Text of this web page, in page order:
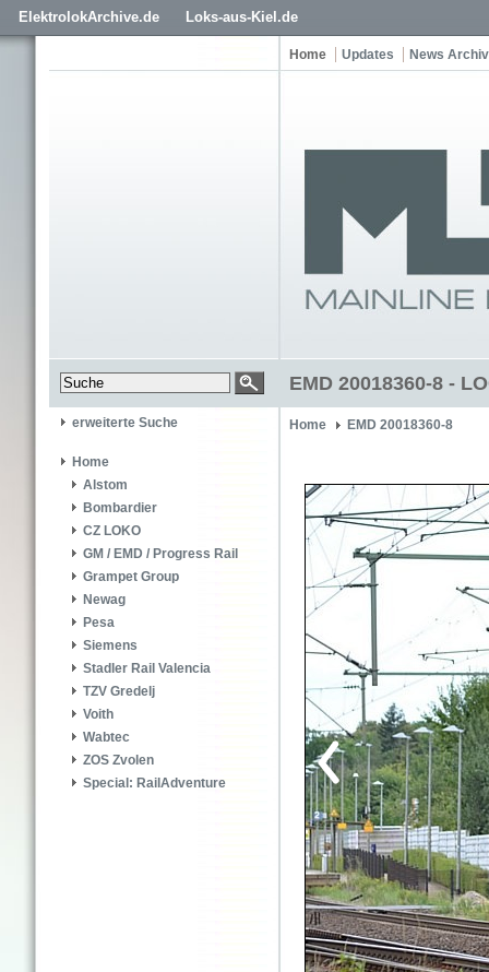
ElektrolokArchive.de Loks-aus-Kiel.de
Home Updates News Archiv
EMD 20018360-8 -
erweiterte Suche
Home
Alstom
Bombardier
CZ LOKO
GM / EMD / Progress Rail
Grampet Group
Newag
Pesa
Siemens
Stadler Rail Valencia
TZV Gredelj
Voith
Wabtec
ZOS Zvolen
Special: RailAdventure
Home EMD 20018360-8